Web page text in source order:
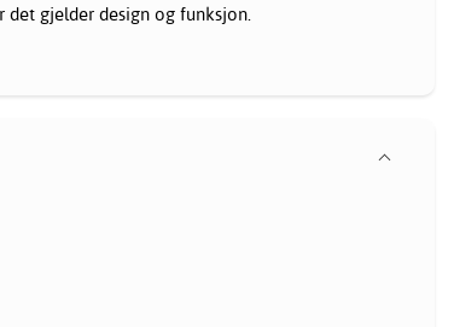
gjelder design og funksjon.